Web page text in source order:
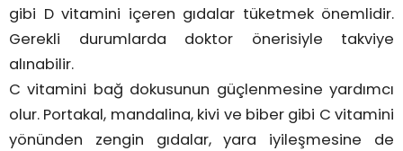
gibi D vitamini içeren gıdalar tüketmek önemlidir.
Gerekli durumlarda doktor önerisiyle takviye
alınabilir.
C vitamini bağ dokusunun güçlenmesine yardımcı
olur. Portakal, mandalina, kivi ve biber gibi C vitamini
yönünden zengin gıdalar, yara iyileşmesine de